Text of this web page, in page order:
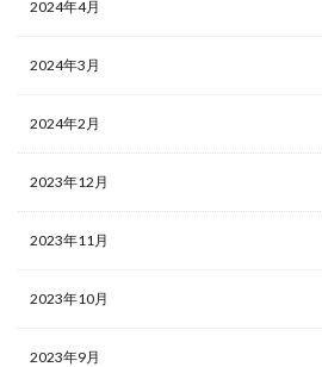
2024年4月
2024年3月
2024年2月
2023年12月
2023年11月
2023年10月
2023年9月